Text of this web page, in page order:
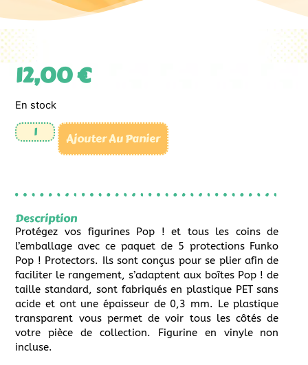
12,00€
En stock
Ajouter Au Panier
Description
Protégez vos figurines Pop ! et tous les coins de
l’emballage avec ce paquet de 5 protections Funko
Pop ! Protectors. Ils sont conçus pour se plier afin de
faciliter le rangement, s’adaptent aux boîtes Pop ! de
taille standard, sont fabriqués en plastique PET sans
acide et ont une épaisseur de 0,3 mm. Le plastique
transparent vous permet de voir tous les côtés de
votre pièce de collection. Figurine en vinyle non
incluse.